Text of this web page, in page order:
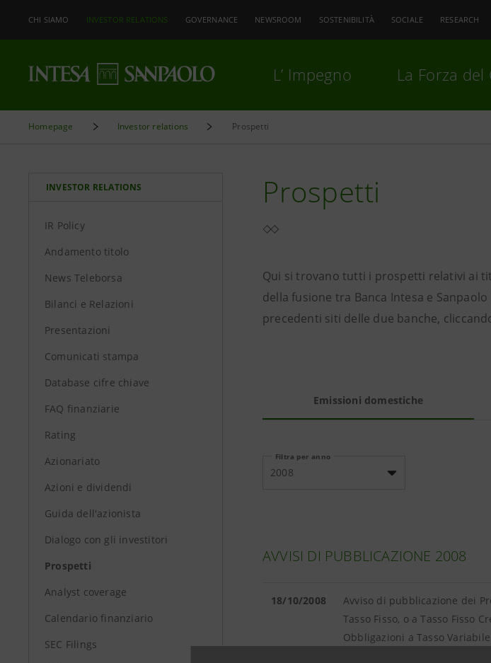
CHI SIAMO INVESTOR RELATIONS GOVERNANCE NEWSROOM SOSTENIBILITÀ SOCIALE RESEARCH
L’ Impegno La Forza
Homepage Investor relations Prospetti
INVESTOR RELATIONS
IR Policy
Andamento titolo
News Teleborsa
Bilanci e Relazioni
Presentazioni
Comunicati stampa
Database cifre chiave
FAQ finanziarie
Rating
Azionariato
Azioni e dividendi
Guida dell'azionista
Dialogo con gli investitori
Prospetti
Analyst coverage
Calendario finanziario
SEC Filings
Prospetti
Qui si trovano tutti i prospetti relativi ai
della fusione tra Banca Intesa e
precedenti siti delle due banche,
Emissioni domestiche
Filtra per anno
2008
AVVISI DI PUBBLICAZIONE 2008
18/10/2008
Avviso di pubblicazione dei
Tasso Fisso, o a Tasso Fisso
Obbligazioni a Tasso